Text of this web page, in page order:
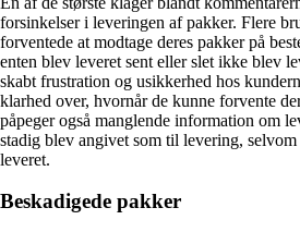
forsinkelser i leveringen af pakker. Flere
forventede at modtage deres pakker på
enten blev leveret sent eller slet ikke blev
skabt frustration og usikkerhed hos
klarhed over, hvornår de kunne forvente
påpeger også manglende information om
stadig blev angivet som til levering,
leveret.
Beskadigede pakker